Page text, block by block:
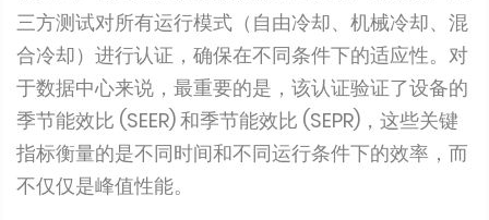
三方测试对所有运行模式（自由冷却、机械冷却、混
合冷却）进行认证，确保在不同条件下的适应性。对
于数据中心来说，最重要的是，该认证验证了设备的
季节能效比 (SEER) 和季节能效比 (SEPR)，这些关键
指标衡量的是不同时间和不同运行条件下的效率，而
不仅仅是峰值性能。